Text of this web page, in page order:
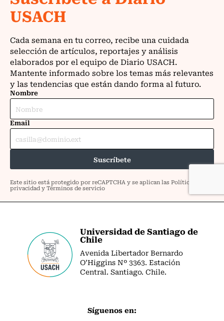
Universidad de Santiago de
Chile
Avenida Libertador Bernardo
O’Higgins Nº 3363. Estación
Central. Santiago. Chile.
Síguenos en: